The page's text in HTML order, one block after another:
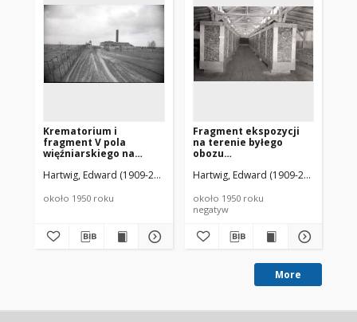
Krematorium i
fragment V pola
więźniarskiego na
koncentracynego na
Hartwig, Edward (1909-2003)
około 1950 roku
Fragment ekspozycji
na terenie byłego
obozu
Majdanku
Hartwig, Edward (1909-2003)
około 1950 roku
negatyw
More